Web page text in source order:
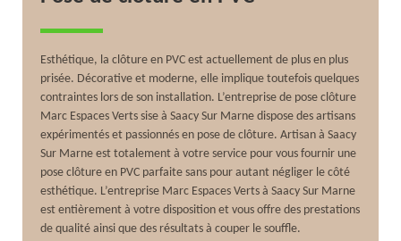
Esthétique, la clôture en PVC est actuellement de plus en plus
prisée. Décorative et moderne, elle implique toutefois quelques
contraintes lors de son installation. L’entreprise de pose clôture
Marc Espaces Verts sise à Saacy Sur Marne dispose des artisans
expérimentés et passionnés en pose de clôture. Artisan à Saacy
Sur Marne est totalement à votre service pour vous fournir une
pose clôture en PVC parfaite sans pour autant négliger le côté
esthétique. L’entreprise Marc Espaces Verts à Saacy Sur Marne
est entièrement à votre disposition et vous offre des prestations
de qualité ainsi que des résultats à couper le souffle.